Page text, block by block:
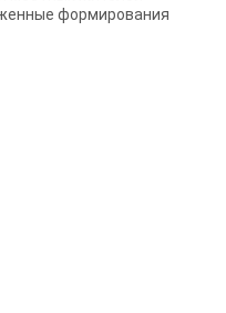
формирования